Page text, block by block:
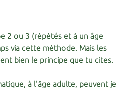
2 ou 3 (répétés et à un âge
via cette méthode. Mais les
bien le principe que tu cites.
à l'âge adulte, peuvent je